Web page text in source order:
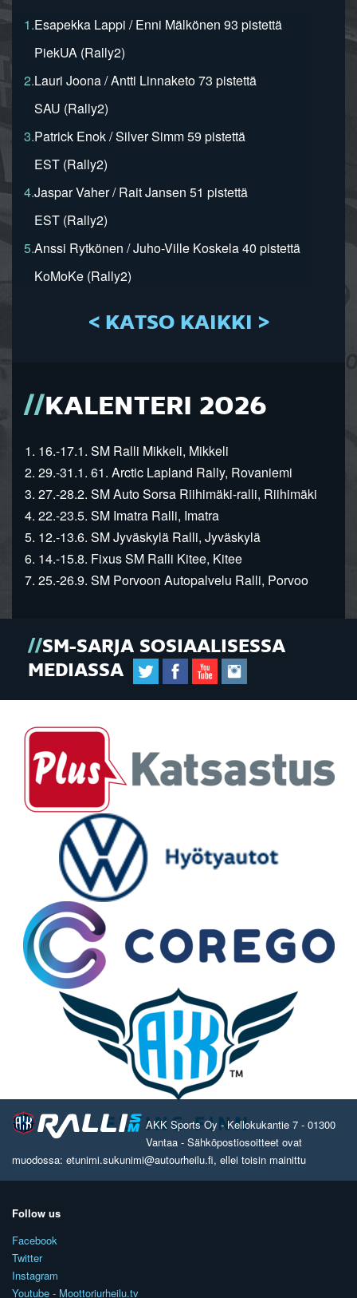
1.Esapekka Lappi / Enni Mälkönen 93 pistettä
PiekUA (Rally2)
2.Lauri Joona / Antti Linnaketo 73 pistettä
SAU (Rally2)
3.Patrick Enok / Silver Simm 59 pistettä
EST (Rally2)
4.Jaspar Vaher / Rait Jansen 51 pistettä
EST (Rally2)
5.Anssi Rytkönen / Juho-Ville Koskela 40 pistettä
KoMoKe (Rally2)
< KATSO KAIKKI >
KALENTERI 2026
1. 16.-17.1. SM Ralli Mikkeli, Mikkeli
2. 29.-31.1. 61. Arctic Lapland Rally, Rovaniemi
3. 27.-28.2. SM Auto Sorsa Riihimäki-ralli, Riihimäki
4. 22.-23.5. SM Imatra Ralli, Imatra
5. 12.-13.6. SM Jyväskylä Ralli, Jyväskylä
6. 14.-15.8. Fixus SM Ralli Kitee, Kitee
7. 25.-26.9. SM Porvoon Autopalvelu Ralli, Porvoo
SM-SARJA SOSIAALISESSA
MEDIASSA
AKK Sports Oy - Kellokukantie 7 - 01300
Vantaa - Sähköpostiosoitteet ovat
muodossa: etunimi.sukunimi@autourheilu.fi, ellei toisin mainittu
Follow us
Facebook
Twitter
Instagram
Youtube - Moottoriurheilu.tv